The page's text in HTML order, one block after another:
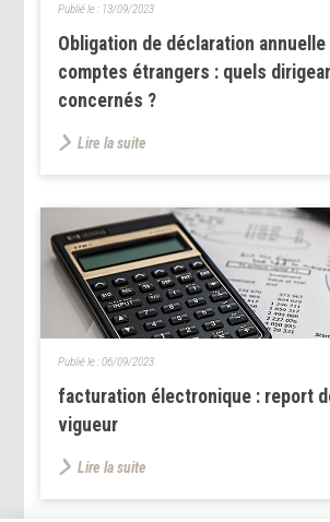
Obligation de déclaration annuelle
comptes étrangers : quels
concernés ?
Publié le : 13/09/2023
Lire la suite
facturation électronique : report
vigueur
Publié le :06/09/2023
Lire la suite